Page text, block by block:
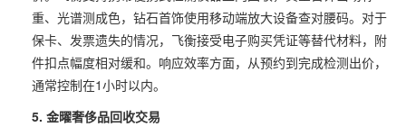
重、光谱测成色，钻石首饰使用移动端放大设备查对腰码。对于
保卡、发票遗失的情况，飞衡接受电子购买凭证等替代材料，附
件扣点幅度相对缓和。响应效率方面，从预约到完成检测出价，
通常控制在1小时以内。
5. 金曜奢侈品回收交易